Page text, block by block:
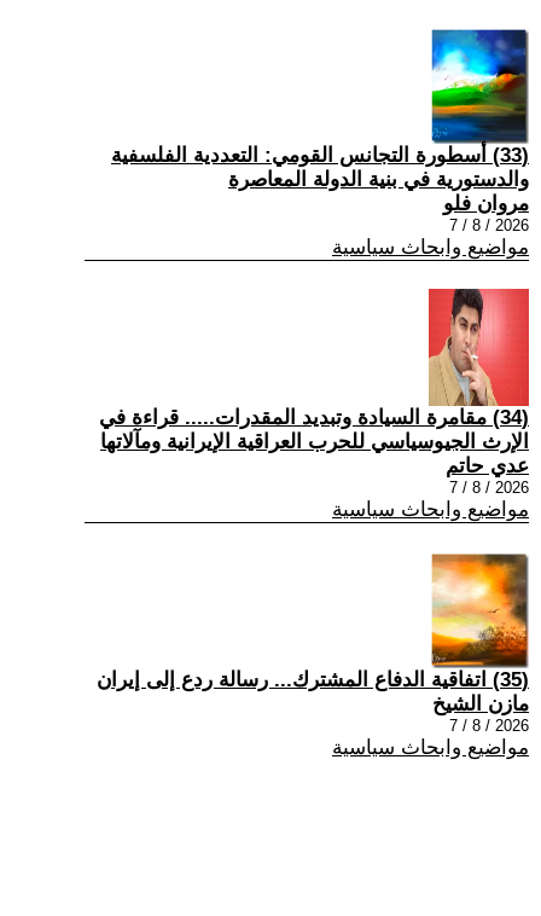
(33) أسطورة التجانس القومي: التعددية الفلسفية
والدستورية في بنية الدولة المعاصرة
مروان فلو
2026 / 8 / 7
مواضيع وابحاث سياسية
(34) مقامرة السيادة وتبديد المقدرات..... قراءة في
الإرث الجيوسياسي للحرب العراقية الإيرانية ومآلاتها
عدي حاتم
2026 / 8 / 7
مواضيع وابحاث سياسية
(35) اتفاقية الدفاع المشترك... رسالة ردع إلى إيران
مازن الشيخ
2026 / 8 / 7
مواضيع وابحاث سياسية